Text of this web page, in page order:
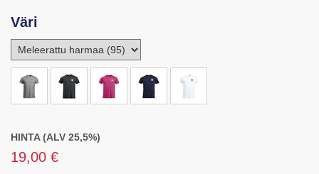
Väri
HINTA (ALV 25,5%)
19,00 €